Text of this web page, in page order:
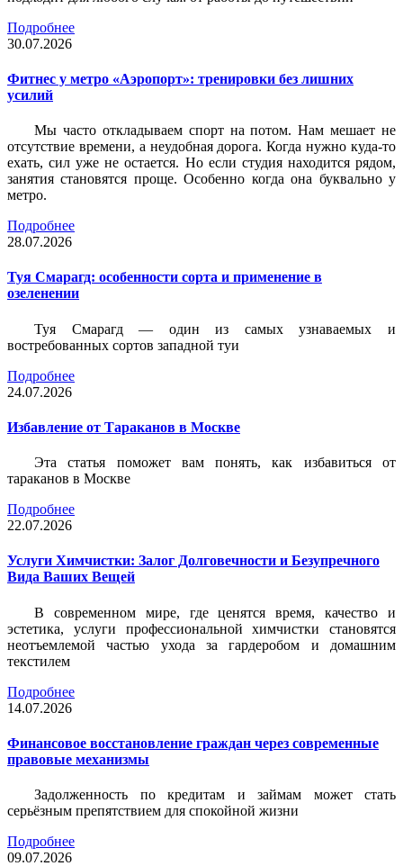
Подробнее
30.07.2026
Фитнес у метро «Аэропорт»: тренировки без лишних
усилий
Мы часто откладываем спорт на потом. Нам мешает не
отсутствие времени, а неудобная дорога. Когда нужно куда-то
ехать, сил уже не остается. Но если студия находится рядом,
занятия становятся проще. Особенно когда она буквально у
метро.
Подробнее
28.07.2026
Туя Смарагд: особенности сорта и применение в
озеленении
Туя Смарагд — один из самых узнаваемых и
востребованных сортов западной туи
Подробнее
24.07.2026
Избавление от Тараканов в Москве
Эта статья поможет вам понять, как избавиться от
тараканов в Москве
Подробнее
22.07.2026
Услуги Химчистки: Залог Долговечности и Безупречного
Вида Ваших Вещей
В современном мире, где ценятся время, качество и
эстетика, услуги профессиональной химчистки становятся
неотъемлемой частью ухода за гардеробом и домашним
текстилем
Подробнее
14.07.2026
Финансовое восстановление граждан через современные
правовые механизмы
Задолженность по кредитам и займам может стать
серьёзным препятствием для спокойной жизни
Подробнее
09.07.2026